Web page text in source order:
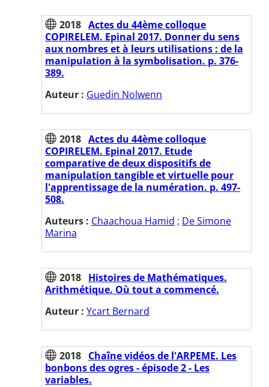
2018 Actes du 44ème colloque
COPIRELEM. Epinal 2017. Donner du sens
aux nombres et à leurs utilisations : de la
manipulation à la symbolisation. p. 376-
389.
Auteur : Guedin Nolwenn
2018 Actes du 44ème colloque
COPIRELEM. Epinal 2017. Etude
comparative de deux dispositifs de
manipulation tangible et virtuelle pour
l'apprentissage de la numération. p. 497-
508.
Auteurs : Chaachoua Hamid ; De Simone
Marina
2018 Histoires de Mathématiques.
Arithmétique. Où tout a commencé.
Auteur : Ycart Bernard
2018 Chaîne vidéos de l'ARPEME. Les
bonbons des ogres - épisode 2 - Les
variables.